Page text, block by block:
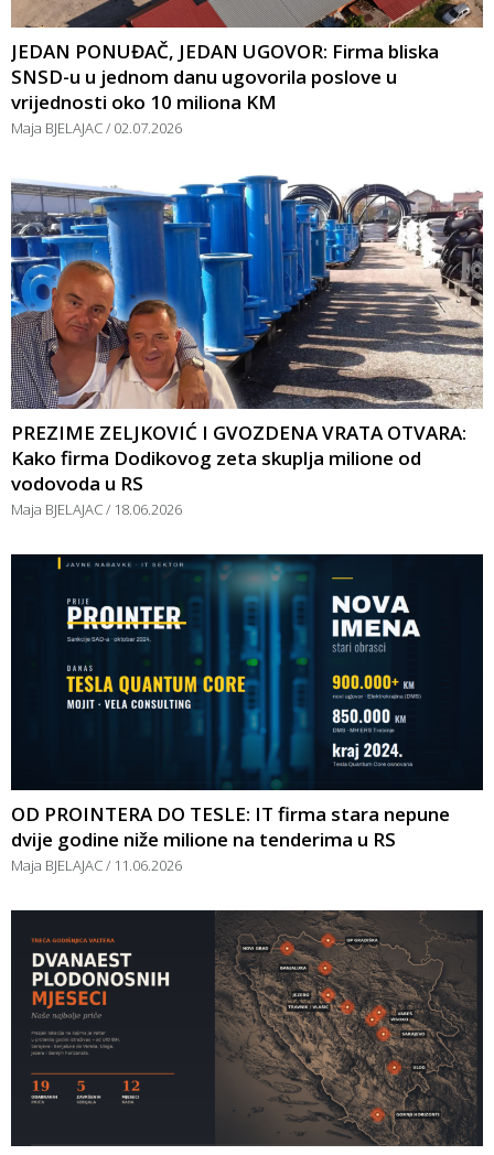
JEDAN PONUĐAČ, JEDAN UGOVOR: Firma bliska
SNSD-u u jednom danu ugovorila poslove u
vrijednosti oko 10 miliona KM
Maja BJELAJAC 02.07.2026
PREZIME ZELJKOVIĆ I GVOZDENA VRATA OTVARA:
Kako firma Dodikovog zeta skuplja milione od
vodovoda u RS
Maja BJELAJAC 18.06.2026
OD PROINTERA DO TESLE: IT firma stara nepune
dvije godine niže milione na tenderima u RS
Maja BJELAJAC 11.06.2026